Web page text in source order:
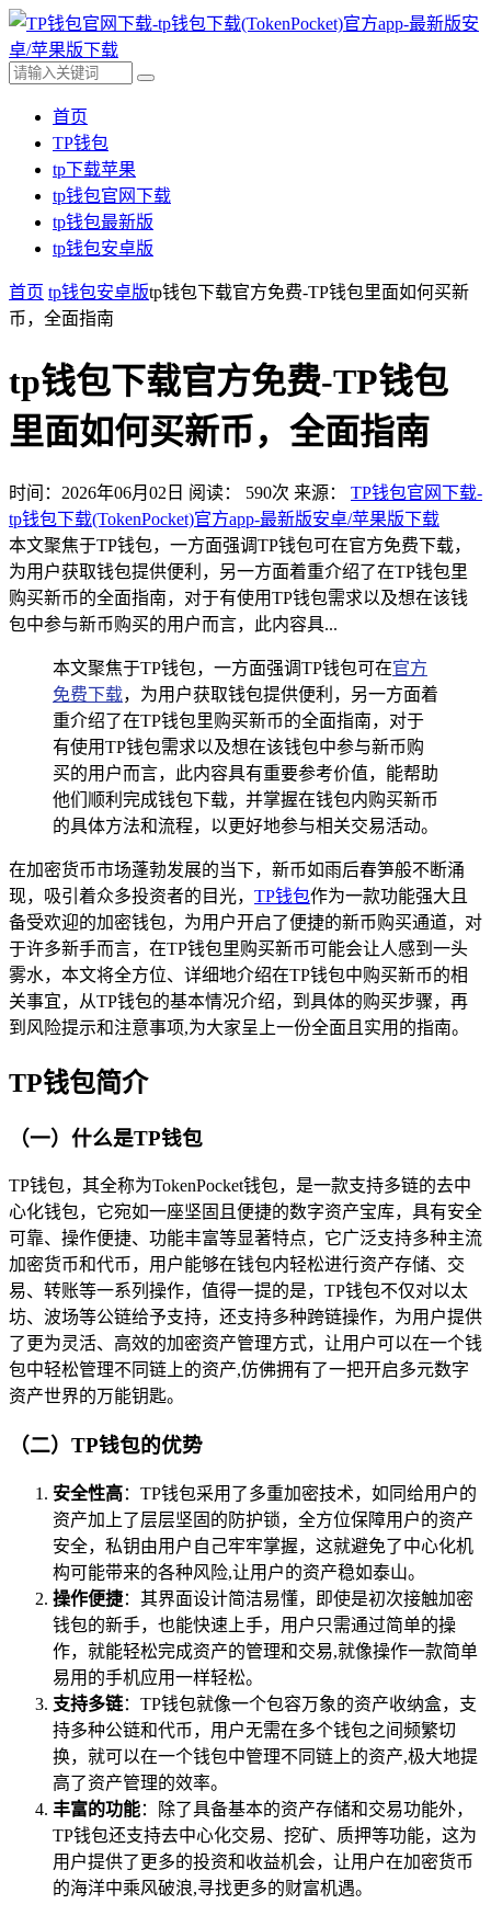
首页
TP钱包
tp下载苹果
tp钱包官网下载
tp钱包最新版
tp钱包安卓版
首页 tp钱包安卓版tp钱包下载官方免费-TP钱包里面如何买新
币，全面指南
tp钱包下载官方免费-TP钱包
里面如何买新币，全面指南
时间：2026年06月02日 阅读： 590次 来源： TP钱包官网下载-
tp钱包下载(TokenPocket)官方app-最新版安卓/苹果版下载
本文聚焦于TP钱包，一方面强调TP钱包可在官方免费下载，
为用户获取钱包提供便利，另一方面着重介绍了在TP钱包里
购买新币的全面指南，对于有使用TP钱包需求以及想在该钱
包中参与新币购买的用户而言，此内容具...
本文聚焦于TP钱包，一方面强调TP钱包可在官方
免费下载，为用户获取钱包提供便利，另一方面着
重介绍了在TP钱包里购买新币的全面指南，对于
有使用TP钱包需求以及想在该钱包中参与新币购
买的用户而言，此内容具有重要参考价值，能帮助
他们顺利完成钱包下载，并掌握在钱包内购买新币
的具体方法和流程，以更好地参与相关交易活动。
在加密货币市场蓬勃发展的当下，新币如雨后春笋般不断涌
现，吸引着众多投资者的目光， TP钱包作为一款功能强大且
备受欢迎的加密钱包，为用户开启了便捷的新币购买通道，对
于许多新手而言，在TP钱包里购买新币可能会让人感到一头
雾水，本文将全方位、详细地介绍在TP钱包中购买新币的相
关事宜，从TP钱包的基本情况介绍，到具体的购买步骤，再
到风险提示和注意事项,为大家呈上一份全面且实用的指南。
TP钱包简介
（一）什么是TP钱包
TP钱包，其全称为TokenPocket钱包，是一款支持多链的去中
心化钱包，它宛如一座坚固且便捷的数字资产宝库，具有安全
可靠、操作便捷、功能丰富等显著特点，它广泛支持多种主流
加密货币和代币，用户能够在钱包内轻松进行资产存储、交
易、转账等一系列操作，值得一提的是，TP钱包不仅对以太
坊、波场等公链给予支持，还支持多种跨链操作，为用户提供
了更为灵活、高效的加密资产管理方式，让用户可以在一个钱
包中轻松管理不同链上的资产,仿佛拥有了一把开启多元数字
资产世界的万能钥匙。
（二）TP钱包的优势
安全性高：TP钱包采用了多重加密技术，如同给用户的
资产加上了层层坚固的防护锁，全方位保障用户的资产
安全，私钥由用户自己牢牢掌握，这就避免了中心化机
构可能带来的各种风险,让用户的资产稳如泰山。
操作便捷：其界面设计简洁易懂，即使是初次接触加密
钱包的新手，也能快速上手，用户只需通过简单的操
作，就能轻松完成资产的管理和交易,就像操作一款简单
易用的手机应用一样轻松。
支持多链：TP钱包就像一个包容万象的资产收纳盒，支
持多种公链和代币，用户无需在多个钱包之间频繁切
换，就可以在一个钱包中管理不同链上的资产,极大地提
高了资产管理的效率。
丰富的功能：除了具备基本的资产存储和交易功能外，
TP钱包还支持去中心化交易、挖矿、质押等功能，这为
用户提供了更多的投资和收益机会，让用户在加密货币
的海洋中乘风破浪,寻找更多的财富机遇。